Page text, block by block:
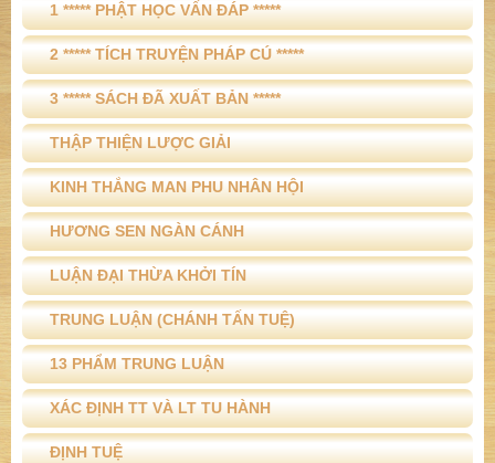
1 ***** PHẬT HỌC VẤN ĐÁP *****
2 ***** TÍCH TRUYỆN PHÁP CÚ *****
3 ***** SÁCH ĐÃ XUẤT BẢN *****
THẬP THIỆN LƯỢC GIẢI
KINH THẮNG MAN PHU NHÂN HỘI
HƯƠNG SEN NGÀN CÁNH
LUẬN ĐẠI THỪA KHỞI TÍN
TRUNG LUẬN (CHÁNH TẤN TUỆ)
13 PHẨM TRUNG LUẬN
XÁC ĐỊNH TT VÀ LT TU HÀNH
ĐỊNH TUỆ